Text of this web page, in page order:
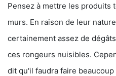
Pensez à mettre les produits
murs. En raison de leur
certainement assez de
ces rongeurs nuisibles.
dit qu'il faudra faire